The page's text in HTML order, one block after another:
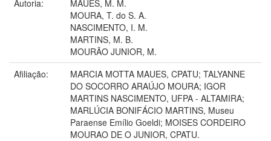
Autoria:
MAUES, M. M.
MOURA, T. do S. A.
NASCIMENTO, I. M.
MARTINS, M. B.
MOURÃO JUNIOR, M.
Afiliação:
MARCIA MOTTA MAUES, CPATU; TALYANNE
DO SOCORRO ARAÚJO MOURA; IGOR
MARTINS NASCIMENTO, UFPA - ALTAMIRA;
MARLÚCIA BONIFÁCIO MARTINS, Museu
Paraense Emílio Goeldi; MOISES CORDEIRO
MOURAO DE O JUNIOR, CPATU.